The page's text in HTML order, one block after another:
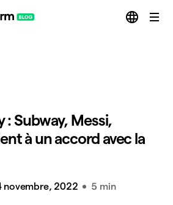
: Subway, Messi,
à un accord avec la
novembre, 2022 5 min